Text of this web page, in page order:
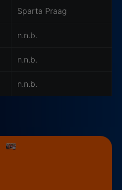
Sparta Praag
n.n.b.
n.n.b.
n.n.b.